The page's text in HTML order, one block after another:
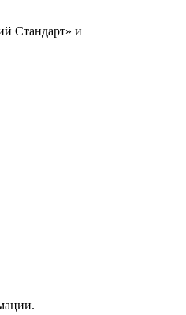
Стандарт» и